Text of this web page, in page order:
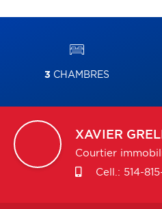
3 CHAMBRES
XAVIER
Courtier
Cell.: 514-